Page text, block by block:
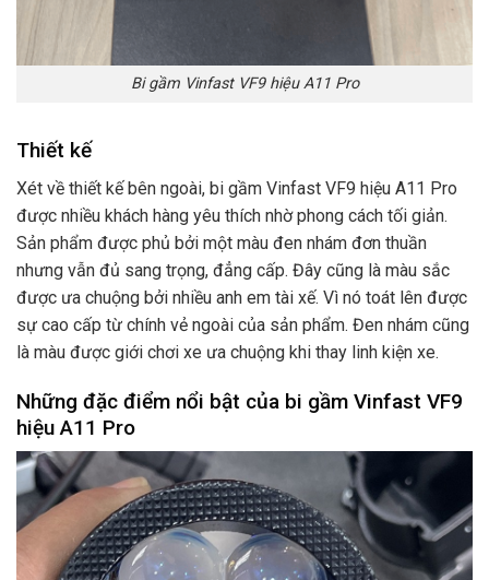
Bi gầm Vinfast VF9 hiệu A11 Pro
Thiết kế
Xét về thiết kế bên ngoài, bi gầm Vinfast VF9 hiệu A11 Pro
được nhiều khách hàng yêu thích nhờ phong cách tối giản.
Sản phẩm được phủ bởi một màu đen nhám đơn thuần
nhưng vẫn đủ sang trọng, đẳng cấp. Đây cũng là màu sắc
được ưa chuộng bởi nhiều anh em tài xế. Vì nó toát lên được
sự cao cấp từ chính vẻ ngoài của sản phẩm. Đen nhám cũng
là màu được giới chơi xe ưa chuộng khi thay linh kiện xe.
Những đặc điểm nổi bật của bi gầm Vinfast VF9
hiệu A11 Pro